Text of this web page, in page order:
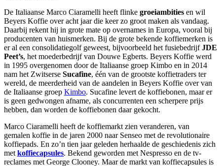
De Italiaanse Marco Ciaramelli heeft flinke groeiambities en wil
Beyers Koffie over acht jaar die keer zo groot maken als vandaag.
Daarbij rekent hij in grote mate op overnames in Europa, vooral bij
producenten van huismerken. Bij de grote bekende koffiemerken is
er al een consolidatiegolf geweest, bijvoorbeeld het fusiebedrijfJDE
Peet’s, het moederbedrijf van Douwe Egberts. Beyers Koffie werd
in 1995 overgenomen door de Italiaanse groep Kimbo en in 2014
nam het Zwitserse Sucafine, één van de grootste koffietraders ter
wereld, de meerderheid van de aandelen in Beyers Koffie over van
de Italiaanse groep Kimbo. Sucafine levert de koffiebonen, maar er
is geen gedwongen afname, als concurrenten een scherpere prijs
hebben, dan worden de koffiebonen daar gekocht.
Marco Ciaramelli heeft de koffiemarkt zien veranderen, van
gemalen koffie in de jaren 2000 naar Senseo met de revolutionaire
koffiepads. En zo’n tien jaar geleden herhaalde de geschiedenis zich
met koffiecapsules. Bekend geworden met Nespresso en de tv-
reclames met George Clooney. Maar de markt van koffiecapsules is